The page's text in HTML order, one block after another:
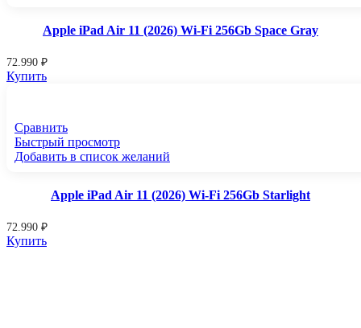
Apple iPad Air 11 (2026) Wi-Fi 256Gb Space Gray
72.990 ₽
Купить
Сравнить
Быстрый просмотр
Добавить в список желаний
Apple iPad Air 11 (2026) Wi-Fi 256Gb Starlight
72.990 ₽
Купить